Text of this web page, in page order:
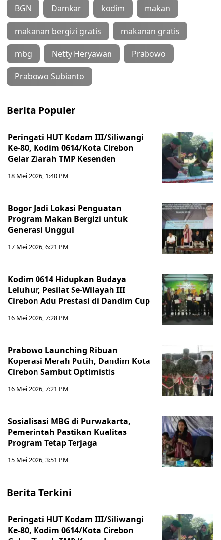
BGN Damkar kodim makan
makanan bergizi gratis makanan gratis
mbg Netty Heryawan Prabowo
Prabowo Subianto
Berita Populer
Peringati HUT Kodam III/Siliwangi
Ke-80, Kodim 0614/Kota Cirebon
Gelar Ziarah TMP Kesenden
18 Mei 2026, 1:40 PM
Bogor Jadi Lokasi Penguatan
Program Makan Bergizi untuk
Generasi Unggul
17 Mei 2026, 6:21 PM
Kodim 0614 Hidupkan Budaya
Leluhur, Pesilat Se-Wilayah III
Cirebon Adu Prestasi di Dandim Cup
16 Mei 2026, 7:28 PM
Prabowo Launching Ribuan
Koperasi Merah Putih, Dandim Kota
Cirebon Sambut Optimistis
16 Mei 2026, 7:21 PM
Sosialisasi MBG di Purwakarta,
Pemerintah Pastikan Kualitas
Program Tetap Terjaga
15 Mei 2026, 3:51 PM
Berita Terkini
Peringati HUT Kodam III/Siliwangi
Ke-80, Kodim 0614/Kota Cirebon